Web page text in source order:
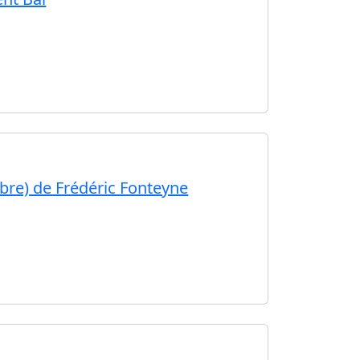
de Frédéric Fonteyne